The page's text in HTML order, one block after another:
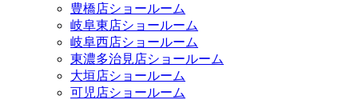
豊橋店ショールーム
岐阜東店ショールーム
岐阜西店ショールーム
東濃多治見店ショールーム
大垣店ショールーム
可児店ショールーム